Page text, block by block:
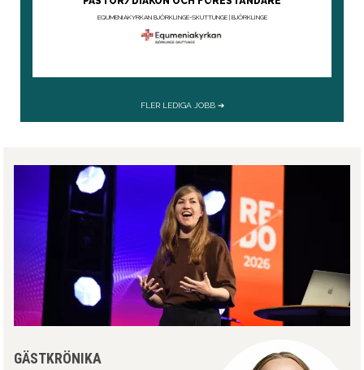
GÄSTKRÖNIKA